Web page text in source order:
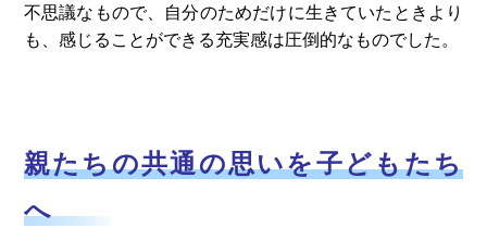
不思議なもので、自分のためだけに生きていたときより
も、感じることができる充実感は圧倒的なものでした。
親たちの共通の思いを子どもたち
へ